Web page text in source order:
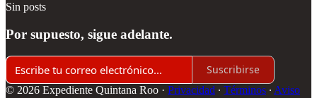
Sin posts
Por supuesto, sigue adelante.
Suscribirse
© 2026 Expediente Quintana Roo · Privacidad ∙ Términos ∙ Aviso